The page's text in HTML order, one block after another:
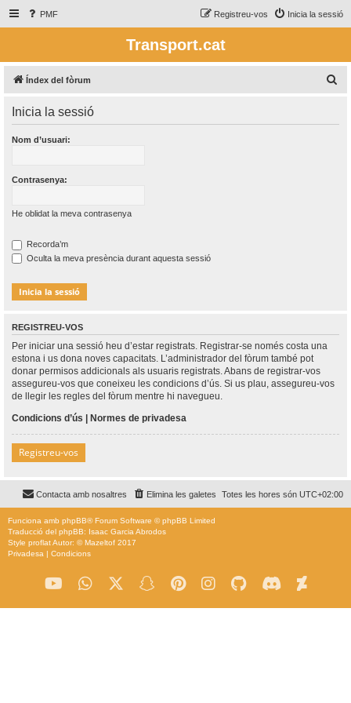
PMF Inicia la sessió
Registreu-vos
Transport.cat
Índex del fòrum
Inicia la sessió
Nom d’usuari:
Contrasenya:
He oblidat la meva contrasenya
Recorda’m
Oculta la meva presència durant aquesta sessió
REGISTREU-VOS
Per iniciar una sessió heu d’estar registrats. Registrar-se només costa una
estona i us dona noves capacitats. L’administrador del fòrum també pot
donar permisos addicionals als usuaris registrats. Abans de registrar-vos
assegureu-vos que coneixeu les condicions d’ús. Si us plau, assegureu-vos
de llegir les regles del fòrum mentre hi navegueu.
Condicions d’ús | Normes de privadesa
Registreu-vos
Totes les hores són UTC+02:00
Elimina les galetes
Contacta amb nosaltres
Funciona amb phpBB® Forum Software © phpBB Limited
Traducció del phpBB: Isaac Garcia Abrodos
Style proflatAutor: ©Mazeltof 2017
Privadesa | Condicions